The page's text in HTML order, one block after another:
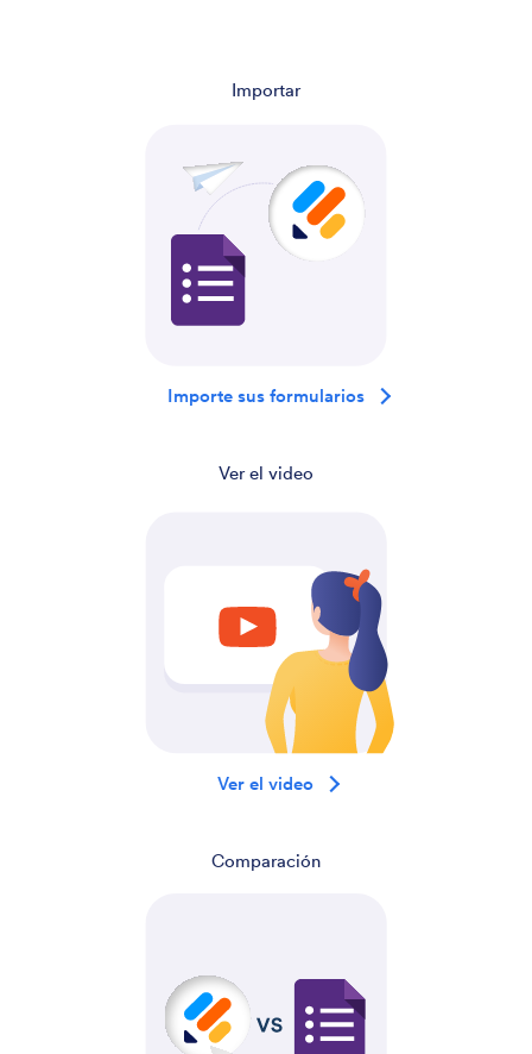
Importar
Importe sus formularios
Ver el video
Ver el video
Comparación